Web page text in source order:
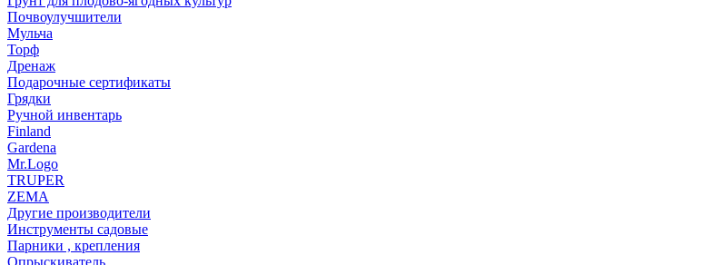
Почвоулучшители
Мульча
Торф
Дренаж
Подарочные сертификаты
Грядки
Ручной инвентарь
Finland
Gardena
Mr.Logo
TRUPER
ZEMA
Другие производители
Инструменты садовые
Парники , крепления